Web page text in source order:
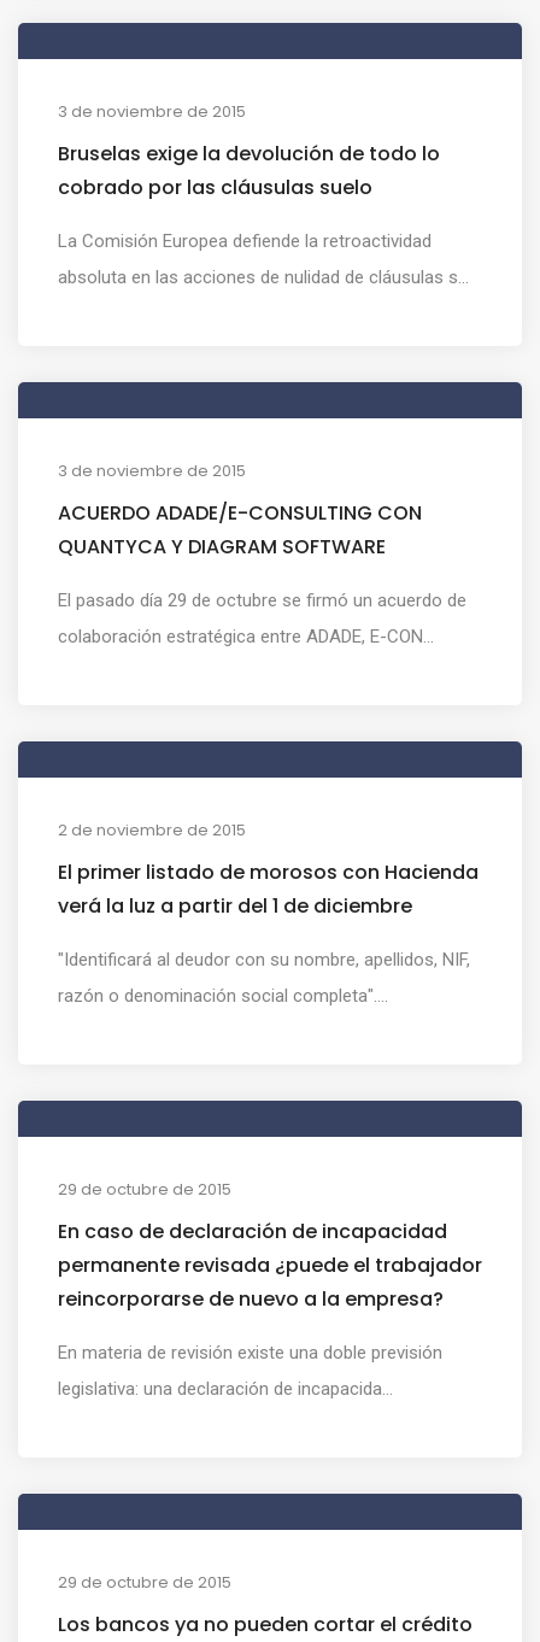
3 de noviembre de 2015
Bruselas exige la devolución de todo lo
cobrado por las cláusulas suelo
La Comisión Europea defiende la retroactividad
absoluta en las acciones de nulidad de cláusulas s...
3 de noviembre de 2015
ACUERDO ADADE/E-CONSULTING CON
QUANTYCA Y DIAGRAM SOFTWARE
El pasado día 29 de octubre se firmó un acuerdo de
colaboración estratégica entre ADADE, E-CON...
2 de noviembre de 2015
El primer listado de morosos con Hacienda
verá la luz a partir del 1 de diciembre
"Identificará al deudor con su nombre, apellidos, NIF,
razón o denominación social completa"....
29 de octubre de 2015
En caso de declaración de incapacidad
permanente revisada ¿puede el trabajador
reincorporarse de nuevo a la empresa?
En materia de revisión existe una doble previsión
legislativa: una declaración de incapacida...
29 de octubre de 2015
Los bancos ya no pueden cortar el crédito